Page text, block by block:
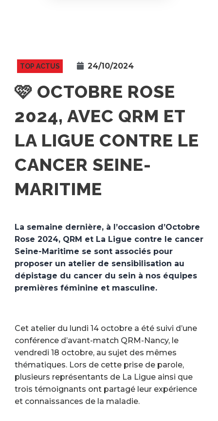
TOP ACTUS 24/10/2024
🩷 OCTOBRE ROSE
2024, AVEC QRM ET
LA LIGUE CONTRE LE
CANCER SEINE-
MARITIME
La semaine dernière, à l’occasion d’Octobre
Rose 2024, QRM et La Ligue contre le cancer
Seine-Maritime se sont associés pour
proposer un atelier de sensibilisation au
dépistage du cancer du sein à nos équipes
premières féminine et masculine.
Cet atelier du lundi 14 octobre a été suivi d’une
conférence d’avant-match QRM-Nancy, le
vendredi 18 octobre, au sujet des mêmes
thématiques. Lors de cette prise de parole,
plusieurs représentants de La Ligue ainsi que
trois témoignants ont partagé leur expérience
et connaissances de la maladie.